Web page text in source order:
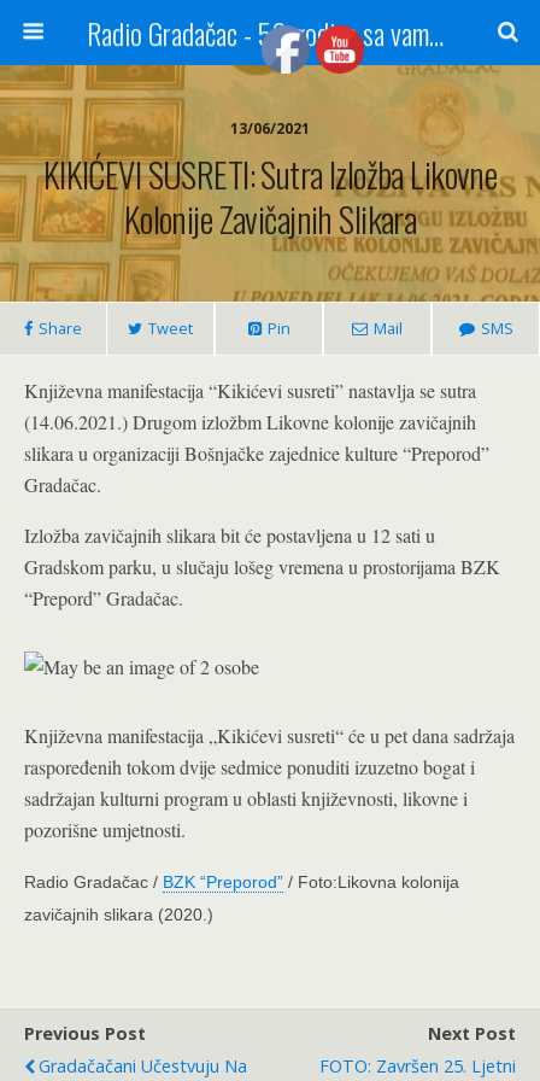
Radio Gradačac - 56 godina sa vama...
13/06/2021
KIKIĆEVI SUSRETI: Sutra Izložba Likovne
Kolonije Zavičajnih Slikara
Share Tweet Pin Mail SMS
Književna manifestacija “Kikićevi susreti” nastavlja se sutra
(14.06.2021.) Drugom izložbm Likovne kolonije zavičajnih
slikara u organizaciji Bošnjačke zajednice kulture “Preporod”
Gradačac.
Izložba zavičajnih slikara bit će postavljena u 12 sati u
Gradskom parku, u slučaju lošeg vremena u prostorijama BZK
“Prepord” Gradačac.
Književna manifestacija „Kikićevi susreti“ će u pet dana sadržaja
raspoređenih tokom dvije sedmice ponuditi izuzetno bogat i
sadržajan kulturni program u oblasti književnosti, likovne i
pozorišne umjetnosti.
Radio Gradačac / BZK “Preporod” / Foto:Likovna kolonija
zavičajnih slikara (2020.)
Previous Post
Gradačačani Učestvuju Na
Next Post
FOTO: Završen 25. Ljetni